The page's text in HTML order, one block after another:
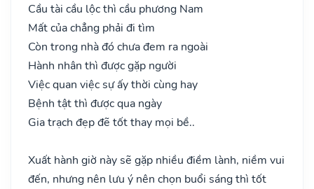
Cầu tài cầu lộc thì cầu phương Nam
Mất của chẳng phải đi tìm
Còn trong nhà đó chưa đem ra ngoài
Hành nhân thì được gặp người
Việc quan việc sự ấy thời cùng hay
Bệnh tật thì được qua ngày
Gia trạch đẹp đẽ tốt thay mọi bề..
Xuất hành giờ này sẽ gặp nhiều điềm lành, niềm vui
đến, nhưng nên lưu ý nên chọn buổi sáng thì tốt